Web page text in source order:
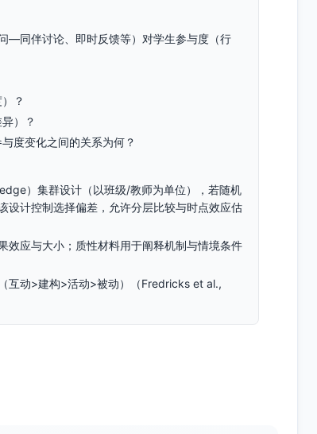
—同伴讨论、即时反馈等）对学生参与度（行
？
）？
度变化之间的关系为何？
）集群设计（以班级/教师为单位），若随机
计控制选择偏差，允许分层比较与时点效应估
效应与大小；质性材料用于阐释机制与情境条件
互动>建构>活动>被动）（Fredricks et al.,
至“互动改革先行组/延期组”或与匹配对照班级